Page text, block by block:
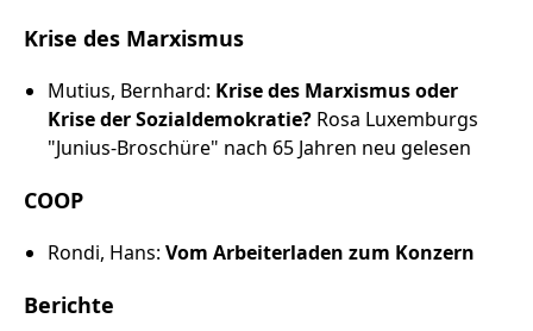
Krise des Marxismus
Mutius, Bernhard: Krise des Marxismus oder
Krise der Sozialdemokratie? Rosa Luxemburgs
"Junius-Broschüre" nach 65 Jahren neu gelesen
COOP
Rondi, Hans: Vom Arbeiterladen zum Konzern
Berichte